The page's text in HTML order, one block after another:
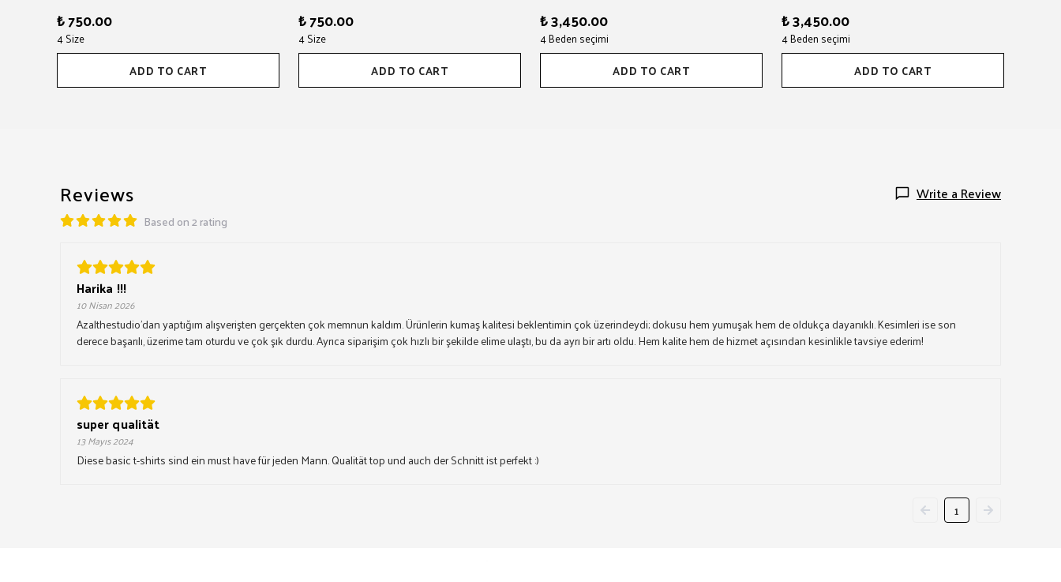
₺ 750.00
4 Size
ADD TO CART
₺ 750.00
4 Size
ADD TO CART
₺ 3,450.00
4 Beden seçimi
ADD TO CART
₺ 3,450.00
4 Beden seçimi
ADD TO CART
Reviews Write a Review
Based on 2 rating
Harika !!!
10 Nisan 2026
Azalthestudio’dan yaptığım alışverişten gerçekten çok memnun kaldım. Ürünlerin kumaş kalitesi beklentimin çok üzerindeydi; dokusu hem yumuşak hem de oldukça dayanıklı. Kesimleri ise son
derece başarılı, üzerime tam oturdu ve çok şık durdu. Ayrıca siparişim çok hızlı bir şekilde elime ulaştı, bu da ayrı bir artı oldu. Hem kalite hem de hizmet açısından kesinlikle tavsiye ederim!
super qualität
13 Mayıs 2024
Diese basic t-shirts sind ein must have für jeden Mann. Qualität top und auch der Schnitt ist perfekt :)
1